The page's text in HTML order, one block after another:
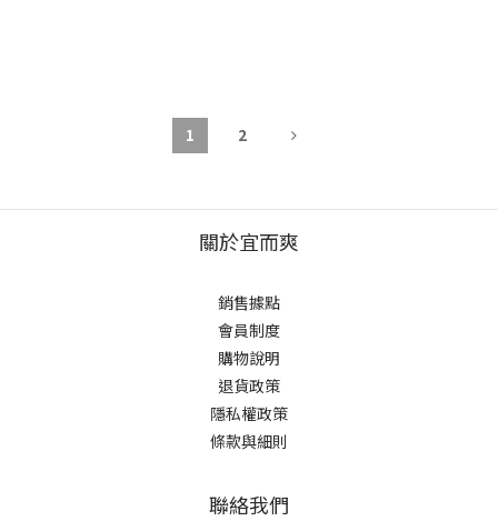
1 2
關於宜而爽
銷售據點
會員制度
購物說明
退貨政策
隱私權政策
條款與細則
聯絡我們